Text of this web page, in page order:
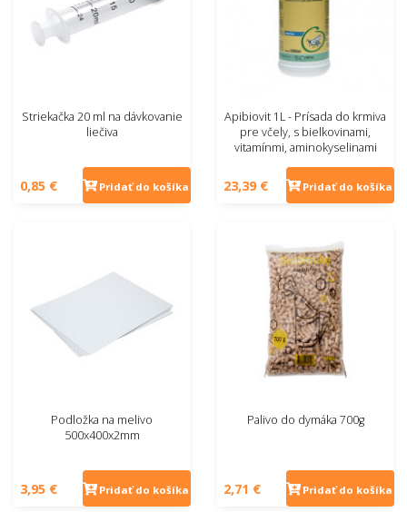
Striekačka 20 ml na dávkovanie
liečiva
0,85 € Pridať do košíka
Apibiovit 1L - Prísada do krmiva
pre včely, s bielkovinami,
vitamínmi, aminokyselinami
23,39 € Pridať do košíka
Podložka na melivo
500x400x2mm
3,95 € Pridať do košíka
Palivo do dymáka 700g
2,71 € Pridať do košíka